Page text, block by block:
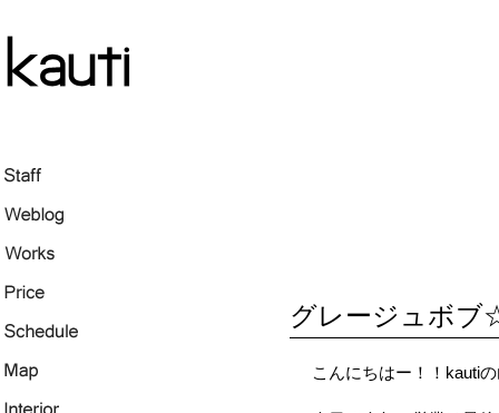
グレージュボ
こんにちはー！！kauti